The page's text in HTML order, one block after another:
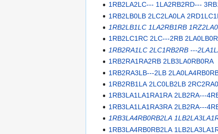
1RB2LA2LC--- 1LA2RB2RD---
1RB2LB0LB 2LC2LA0LA
1RB2LB1LC 1LA2RB1RB
1RB2LC1RC 2LC---2RB
1RB2RA1LC 2LC1RB2RB ---
1RB2RA1RA2RB 2LB3LA0RB0RA
1RB2RA3LB---2LB
1RB2RB1LA 2LC0LB2LB
1RB3LA1LA1RA1RA 2LB2RA---
1RB3LA1LA1RA3RA 2LB2RA---
1RB3LA4RB0RB2LA
1RB3LA4RB0RB2LA